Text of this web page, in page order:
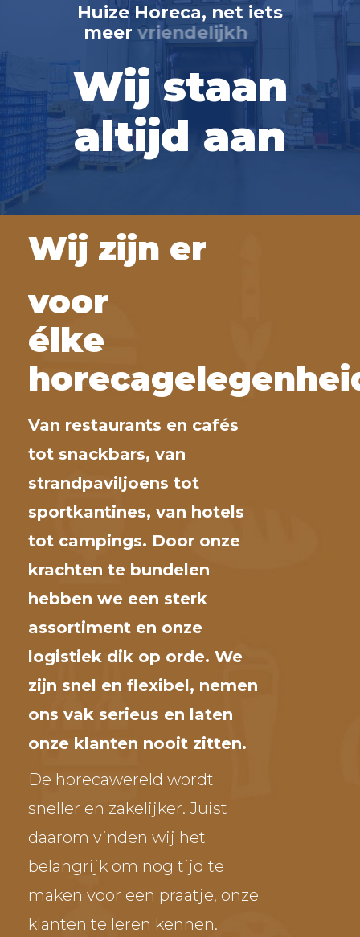
Huize Horeca, net iets
meer flexibiliteit
Wij staan
altijd aan
Wij zijn er
voor
élke
Van restaurants en cafés
tot snackbars, van
strandpaviljoens tot
sportkantines, van hotels
tot campings. Door onze
krachten te bundelen
hebben we een sterk
assortiment en onze
logistiek dik op orde. We
zijn snel en flexibel, nemen
ons vak serieus en laten
onze klanten nooit zitten.
De horecawereld wordt
sneller en zakelijker. Juist
daarom vinden wij het
belangrijk om nog tijd te
maken voor een praatje, onze
klanten te leren kennen.